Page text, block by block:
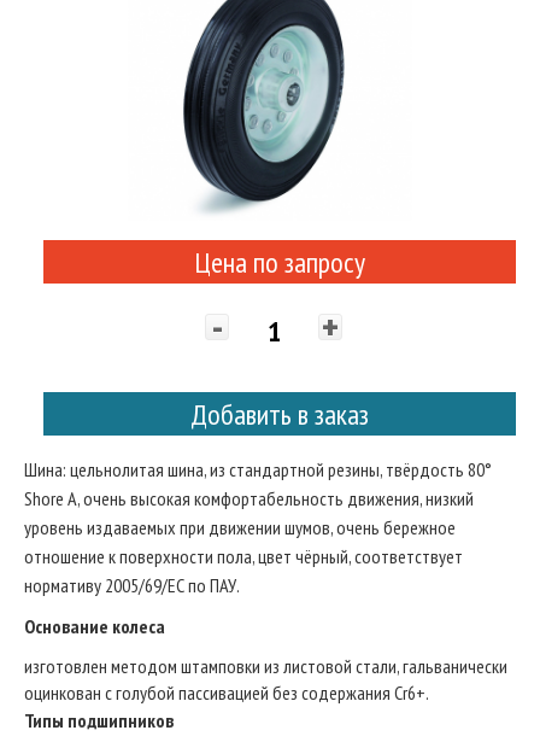
Цена по запросу
- +
Добавить в заказ
Шина: цельнолитая шина, из стандартной резины, твёрдость 80°
Shore A, очень высокая комфортабельность движения, низкий
уровень издаваемых при движении шумов, очень бережное
отношение к поверхности пола, цвет чёрный, соответствует
нормативу 2005/69/ЕС по ПАУ.
Основание колеса
изготовлен методом штамповки из листовой стали, гальванически
оцинкован с голубой пассивацией без содержания Cr6+.
Типы подшипников